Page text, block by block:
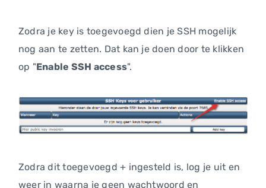
Zodra je key is toegevoegd dien je SSH mogelijk
nog aan te zetten. Dat kan je doen door te klikken
op "Enable SSH access".
Zodra dit toegevoegd + ingesteld is, log je uit en
weer in waarna je geen wachtwoord en